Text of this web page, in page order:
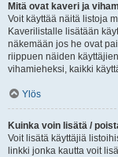
Mitä ovat kaveri ja
Voit käyttää näitä listoja
Kaverilistalle lisätään
näkemään jos he ovat
riippuen näiden
vihamieheksi, kaikki
Ylös
Kuinka voin lisätä /
Voit lisätä käyttäjiä
linkki jonka kautta voit